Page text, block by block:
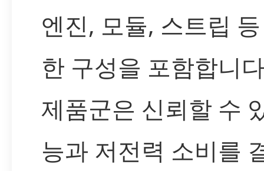
엔진, 모듈, 스트립
한 구성을 포함합니
제품군은 신뢰할 수
능과 저전력 소비를